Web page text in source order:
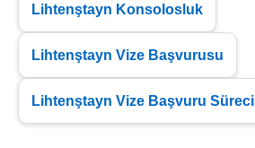
Lihtenştayn Konsolosluk
Lihtenştayn Vize Başvurusu
Lihtenştayn Vize Başvuru Süreci